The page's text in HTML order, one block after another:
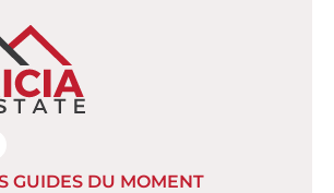
GUIDES DU MOMENT